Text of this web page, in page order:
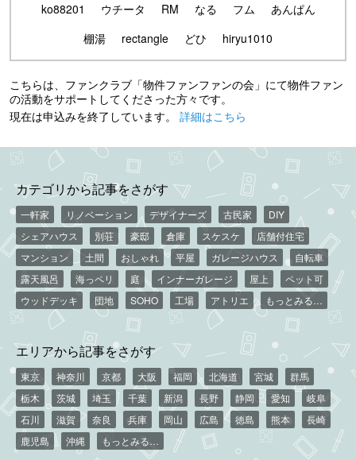
ko88201
ウチータ RM なる フム
あんぱん
棚湯
rectangle どひ hiryu1010
こちらは、ファンクラブ「物件ファンファンの会」にて物件ファン
の活動をサポートしてくださった方々です。
現在は申込みを終了しています。 詳細はこちら
カテゴリから記事をさがす
一軒家 リノベーション デザイナーズ 古民家
DIY
シェアハウス
別荘 豪邸 倉庫 スケスケ
店舗付住宅
マンション
土間 おしゃれ 平屋 ガレージハウス
自転車
露天風呂
海っペリ 庭 インナーガレージ 屋上
ペット可
ウッドデッキ
団地 SOHO 工場 アトリエ もっとみる…
エリアから記事をさがす
東京 神奈川 京都 大阪 福岡 北海道 宮城
群馬
栃木
茨城 埼玉 千葉 新潟 長野 静岡 愛知
岐阜
石川
滋賀 奈良 兵庫 岡山 広島 徳島 熊本
長崎
鹿児島
沖縄 もっとみる…